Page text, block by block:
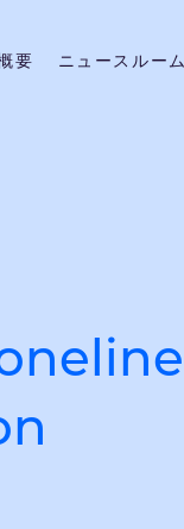
要 ニュースルーム